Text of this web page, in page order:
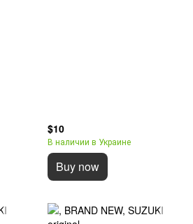
$10
В наличии в Украине
Buy now